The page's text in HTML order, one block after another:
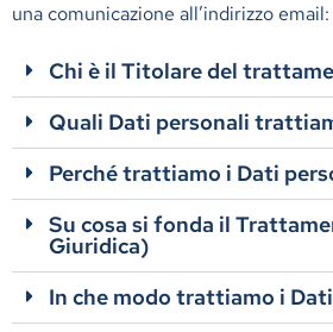
una comunicazione all’indirizzo email:
Chi è il Titolare del
Quali Dati personali
Perché trattiamo i Dati
Su cosa si fonda il
Giuridica)
In che modo trattiamo i